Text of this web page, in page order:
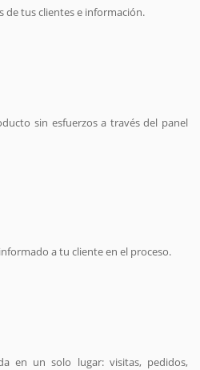
de tus clientes e información.
sin esfuerzos a través del panel
a tu cliente en el proceso.
en un solo lugar: visitas, pedidos,